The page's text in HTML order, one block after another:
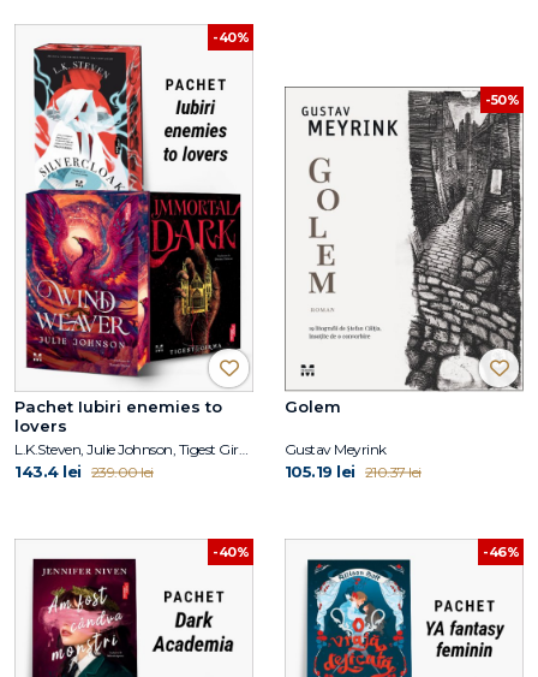
-40%
Pachet Iubiri enemies to
lovers
L.K.Steven, Julie Johnson, Tigest Girma
143.4 lei 239.00 lei
-50%
Golem
Gustav Meyrink
105.19 lei 210.37 lei
-40% -46%